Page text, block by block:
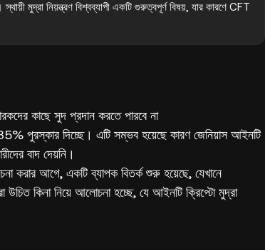
মুদ্রা নিয়ন্ত্রণ বিশ্বব্যাপী একটি গুরুত্বপূর্ণ বিষয়, যার কারণে CFT
কাছে সুদ প্রদান করতে পারবে না
পুরস্কার দিচ্ছে। এটি সম্ভব হয়েছে কারণ জেনিয়াস আইনটি
বাদ দেয়নি।
করার আগে, একটি ব্যাপক বিতর্ক শুরু হয়েছে, যেখানে
উচিত কিনা নিয়ে আলোচনা হচ্ছে, যে আইনটি ক্রিপ্টো মুদ্রা